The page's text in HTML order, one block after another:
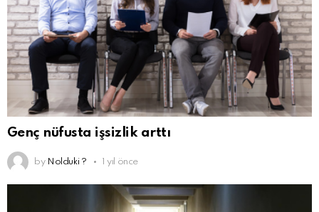
Genç nüfusta işsizlik arttı
by Nolduki ? 1 yıl önce